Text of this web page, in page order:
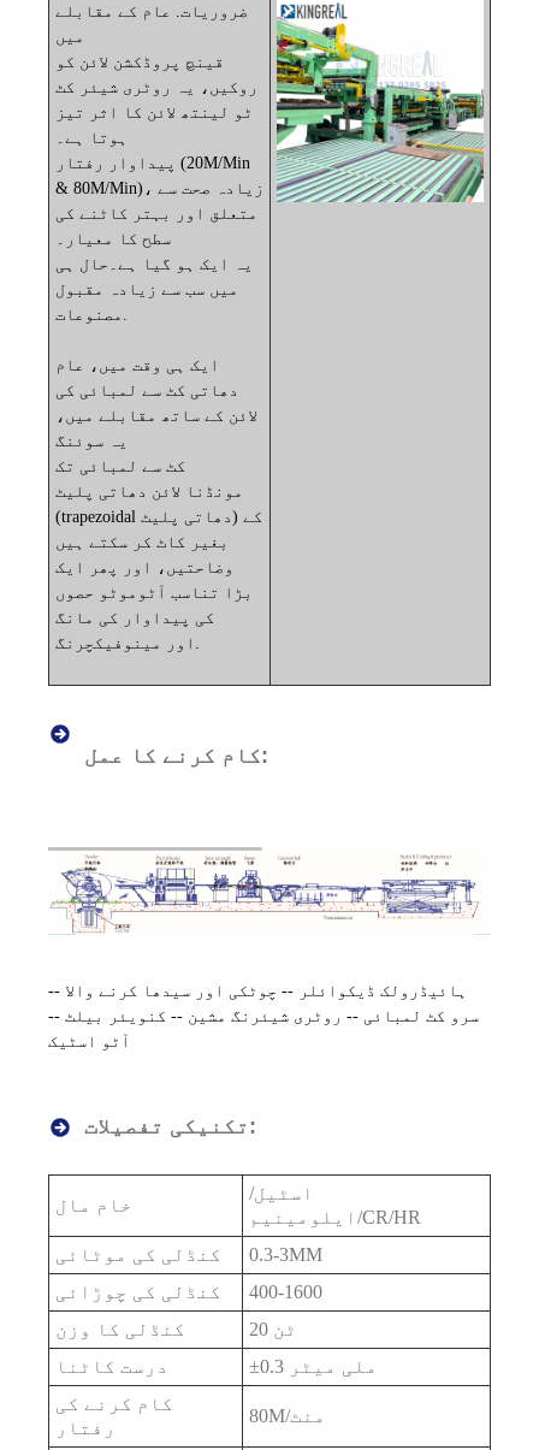
ضروریات. عام کے مقابلے
قینچ پروڈکشن لائن کو
روکیں، یہ
روٹری شیئر کٹ
ٹو لینتھ لائن کا اثر تیز
پیداوار
رفتار (20M/Min
& 80M/Min)، زیادہ صحت سے
متعلق اور بہتر کاٹنے کی
یہ ایک ہو گیا ہے۔ حال ہی
میں سب سے زیادہ مقبول
ایک ہی وقت میں، عام
دھاتی کٹ سے لمبائی کی
لائن کے ساتھ مقابلے میں،
کٹ سے لمبائی تک
مونڈنا لائن دھاتی پلیٹ
(trapezoidal دھاتی پلیٹ) کے
وضاحتیں، اور پھر ایک
بڑا تناسب آٹوموٹو حصوں
کام کرنے کا عمل:
ہائیڈرولک ڈیکوائلر -- چوٹکی اور سیدھا کرنے والا --
سرو کٹ لمبائی -- روٹری شیئرنگ مشین -- کنویئر بیلٹ --
آٹو اسٹیک
تکنیکی تفصیلات:
خام مال
اسٹیل/
ایلومینیم/CR/HR
کنڈلی کی موٹائی
0.3-3MM
کنڈلی کی چوڑائی
400-1600
کنڈلی کا وزن
20 ٹن
درست کاٹنا
±0.3 ملی میٹر
کام کرنے کی
رفتار
80M/منٹ